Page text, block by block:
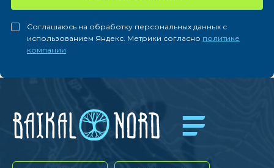
Соглашаюсь на обработку персональных данных с
использованием Яндекс. Метрики согласно политике
компании